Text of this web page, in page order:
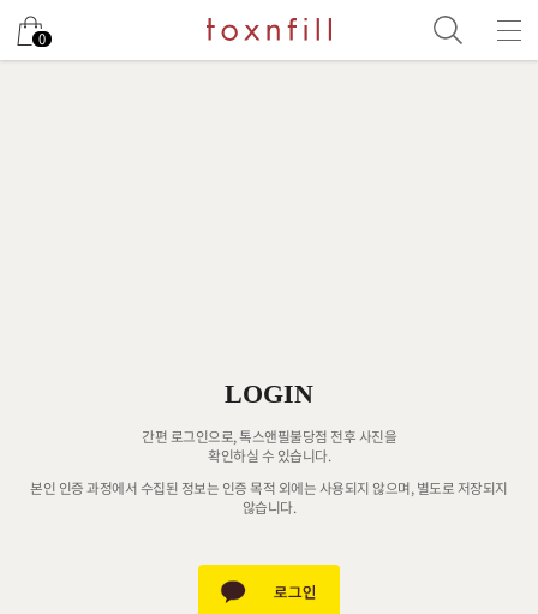
0
LOGIN
간편 로그인으로, 톡스앤필불당점 전후 사진을
확인하실 수 있습니다.
본인 인증 과정에서 수집된 정보는 인증 목적 외에는 사용되지 않으며, 별도로 저장되지
않습니다.